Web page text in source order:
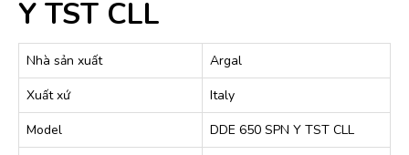
Y TST CLL
Nhà sản xuất
Argal
Xuất xứ
Italy
Model
DDE 650 SPN Y TST CLL